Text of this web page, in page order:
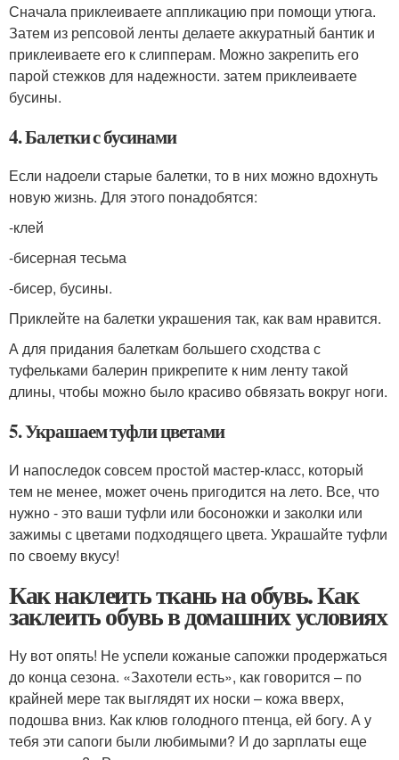
Сначала приклеиваете аппликацию при помощи утюга.
Затем из репсовой ленты делаете аккуратный бантик и
приклеиваете его к слипперам. Можно закрепить его
парой стежков для надежности. затем приклеиваете
бусины.
4. Балетки с бусинами
Если надоели старые балетки, то в них можно вдохнуть
новую жизнь. Для этого понадобятся:
-клей
-бисерная тесьма
-бисер, бусины.
Приклейте на балетки украшения так, как вам нравится.
А для придания балеткам большего сходства с
туфельками балерин прикрепите к ним ленту такой
длины, чтобы можно было красиво обвязать вокруг ноги.
5. Украшаем туфли цветами
И напоследок совсем простой мастер-класс, который
тем не менее, может очень пригодится на лето. Все, что
нужно - это ваши туфли или босоножки и заколки или
зажимы с цветами подходящего цвета. Украшайте туфли
по своему вкусу!
Как наклеить ткань на обувь. Как
заклеить обувь в домашних условиях
Ну вот опять! Не успели кожаные сапожки продержаться
до конца сезона. «Захотели есть», как говорится – по
крайней мере так выглядят их носки – кожа вверх,
подошва вниз. Как клюв голодного птенца, ей богу. А у
тебя эти сапоги были любимыми? И до зарплаты еще